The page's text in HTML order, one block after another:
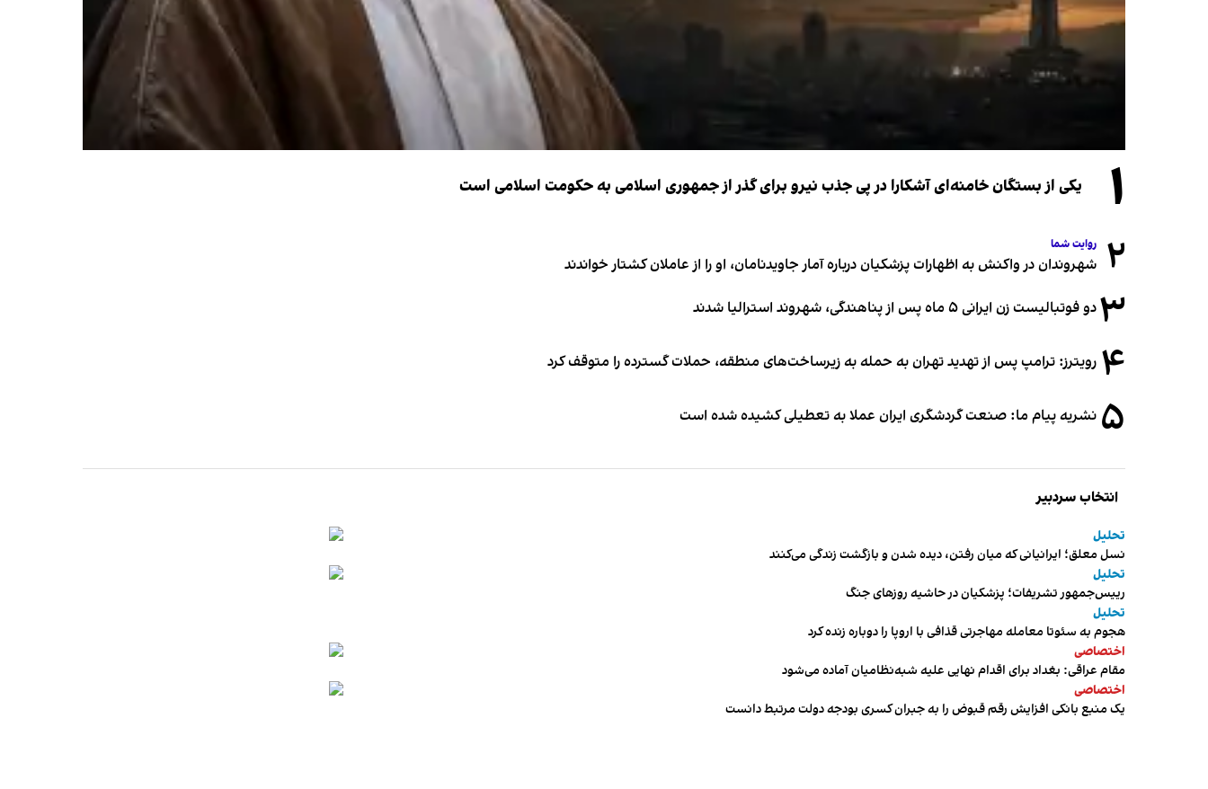
۱ یکی از بستگان خامنه‌ای آشکارا در پی جذب نیرو برای گذر از جمهوری اسلامی به حکومت اسلامی است
۲ روایت شما
شهروندان در واکنش به اظهارات پزشکیان درباره آمار جاویدنامان، او را از عاملان کشتار خواندند
۳دو فوتبالیست زن ایرانی ۵ ماه پس از پناهندگی، شهروند استرالیا شدند
۴ رویترز: ترامپ پس از تهدید تهران به حمله به زیرساخت‌های منطقه، حملات گسترده را متوقف کرد
۵ نشریه پیام ما: صنعت گردشگری ایران عملا به تعطیلی کشیده شده است
انتخاب سردبیر
تحلیل
نسل معلق؛ ایرانیانی که میان رفتن، دیده شدن و بازگشت زندگی می‌کنند
تحلیل
رییس‌جمهور تشریفات؛ پزشکیان در حاشیه روزهای جنگ
تحلیل
هجوم به سئوتا معامله مهاجرتی قذافی با اروپا را دوباره زنده کرد
اختصاصی
مقام عراقی: بغداد برای اقدام نهایی علیه شبه‌نظامیان آماده می‌شود
اختصاصی
یک منبع بانکی افزایش رقم قبوض را به جبران کسری بودجه دولت مرتبط دانست